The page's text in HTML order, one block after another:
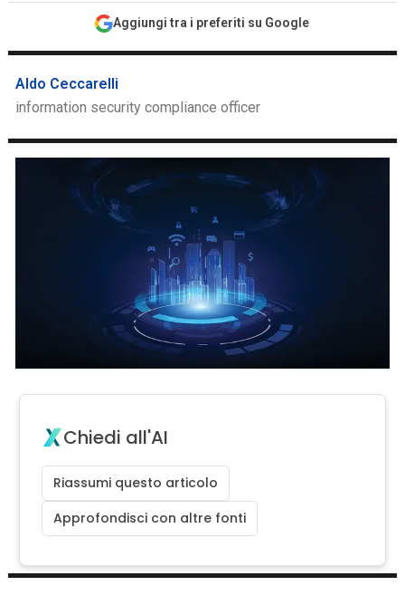
Aggiungi tra i preferiti su Google
Aldo Ceccarelli
information security compliance officer
Chiedi all'AI
Riassumi questo articolo
Approfondisci con altre fonti